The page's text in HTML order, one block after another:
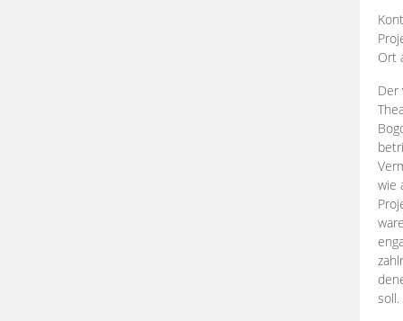
Ort
Der
wie
zahlr
soll.